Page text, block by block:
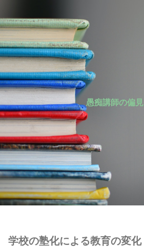
愚痴講師の偏見
学校の塾化による教育の変化